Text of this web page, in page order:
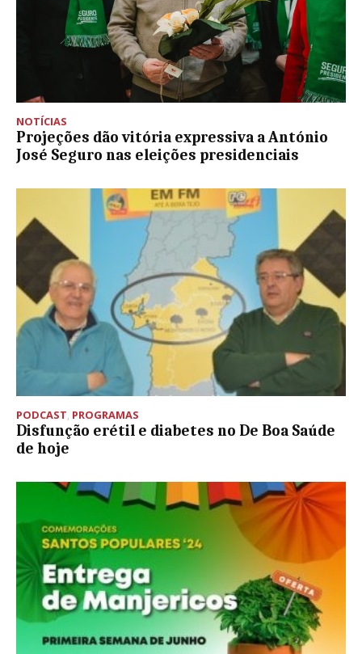
NOTÍCIAS
Projeções dão vitória expressiva a António
José Seguro nas eleições presidenciais
PODCAST, PROGRAMAS
Disfunção erétil e diabetes no De Boa Saúde
de hoje